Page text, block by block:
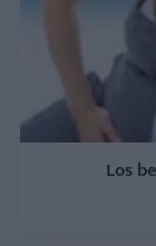
Los